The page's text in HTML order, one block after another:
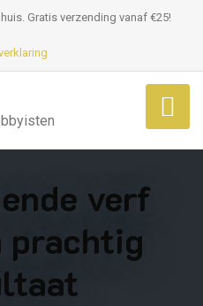
Gratis verzending vanaf €25!
verf
prachtig